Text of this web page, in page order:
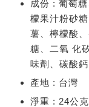
成份 : 葡萄
檬果汁粉砂
薯、檸檬酸
糖、二氧 化
味劑、碳酸鈣
產地 : 台灣
淨重 : 24公克